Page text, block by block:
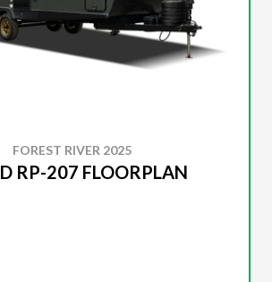
FOREST RIVER 2025
RP-207 FLOORPLAN